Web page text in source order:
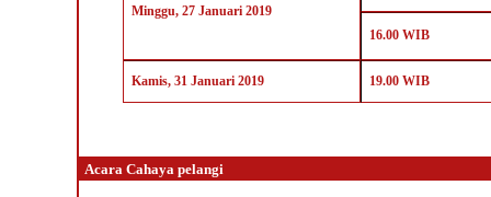
Minggu, 27 Januari 2019
16.00 WIB
Kamis,31Januari 2019 19.00 WIB
Acara Cahaya pelangi